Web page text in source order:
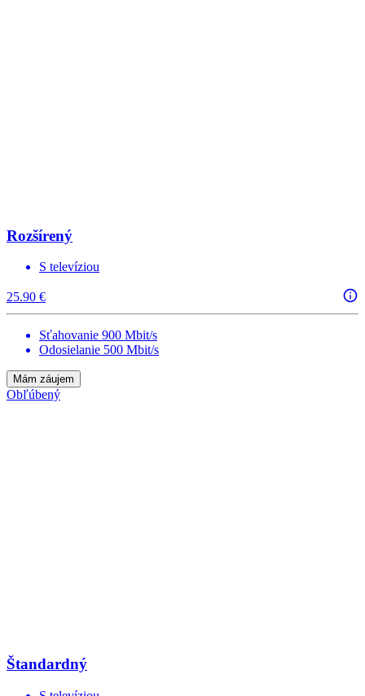
Rozšírený
S televíziou
25.90 €
Sťahovanie 900 Mbit/s
Odosielanie 500 Mbit/s
Mám záujem
Obľúbený
Štandardný